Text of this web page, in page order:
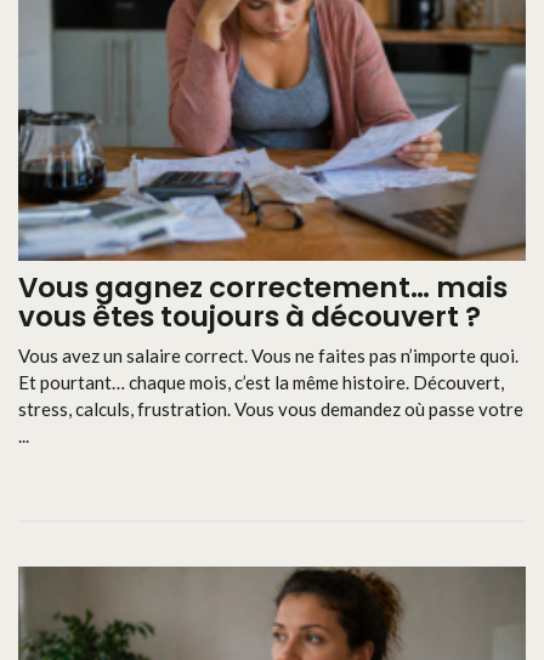
Vous gagnez correctement… mais
vous êtes toujours à découvert ?
Vous avez un salaire correct. Vous ne faites pas n’importe quoi.
Et pourtant… chaque mois, c’est la même histoire. Découvert,
stress, calculs, frustration. Vous vous demandez où passe votre
...